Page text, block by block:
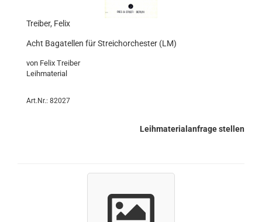
Treiber, Felix
Acht Bagatellen für Streichorchester (LM)
von Felix Treiber
Leihmaterial
Art.Nr.: 82027
Leihmaterialanfrage stellen